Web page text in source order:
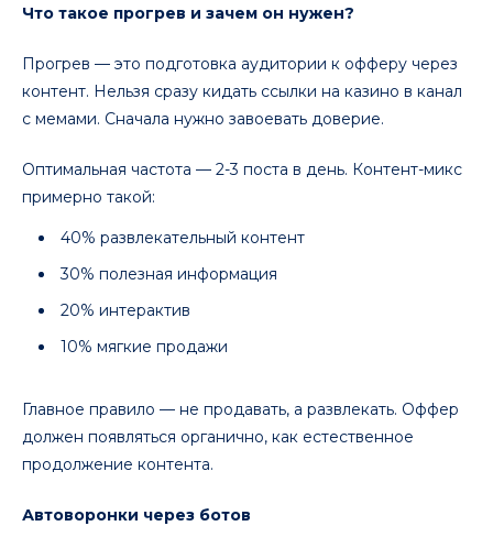
Что такое прогрев и зачем он нужен?
Прогрев — это подготовка аудитории к офферу через
контент. Нельзя сразу кидать ссылки на казино в канал
с мемами. Сначала нужно завоевать доверие.
Оптимальная частота — 2-3 поста в день. Контент-микс
примерно такой:
40% развлекательный контент
30% полезная информация
20% интерактив
10% мягкие продажи
Главное правило — не продавать, а развлекать. Оффер
должен появляться органично, как естественное
продолжение контента.
Автоворонки через ботов